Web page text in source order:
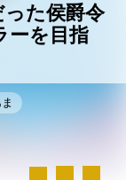
った侯爵令
ーを目指